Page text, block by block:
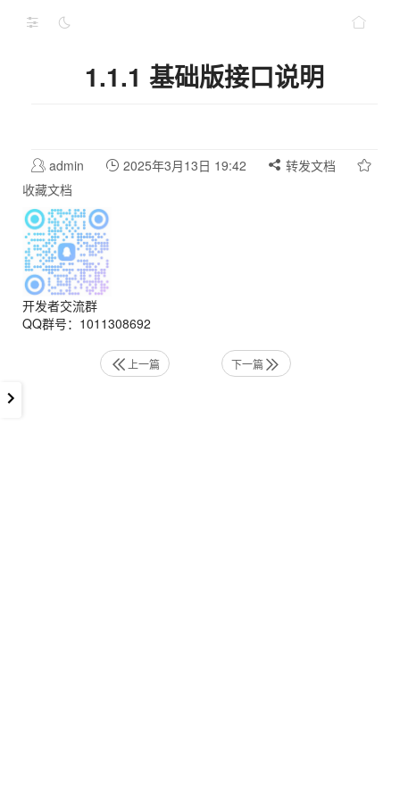
1.1.1 基础版接口说明
admin 2025年3月13日 19:42
转发文档
收藏文档
开发者交流群
QQ群号：1011308692
上一篇 下一篇